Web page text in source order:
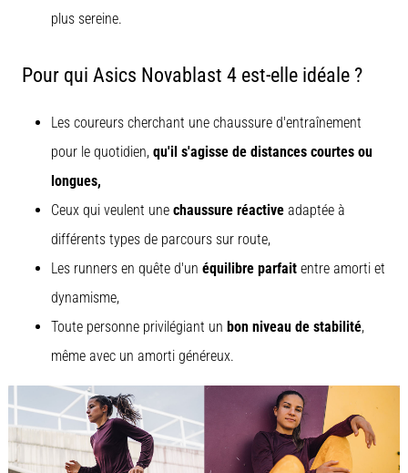
plus sereine.
Pour qui Asics Novablast 4 est-elle idéale ?
Les coureurs cherchant une chaussure d'entraînement
pour le quotidien, qu'il s'agisse de distances courtes ou
longues,
Ceux qui veulent une chaussure réactive adaptée à
différents types de parcours sur route,
Les runners en quête d'un équilibre parfait entre amorti et
dynamisme,
Toute personne privilégiant un bon niveau de stabilité,
même avec un amorti généreux.